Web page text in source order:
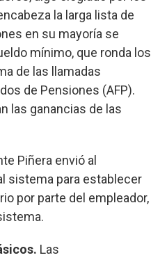
la larga lista de
en su mayoría se
mínimo, que ronda los
de las llamadas
de Pensiones (AFP).
las ganancias de las
Piñera envió al
sistema para establecer
por parte del empleador,
Las